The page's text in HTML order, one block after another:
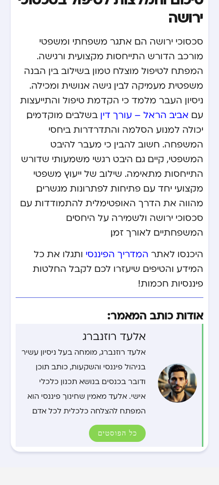
ירושה
סכסוכי ירושה הם אתגר משפחתי ומשפטי
מורכב הדורש התייחסות מקצועית ורגישה.
המפתח לטיפול מוצלח טמון בשילוב בין הבנה
משפטית מעמיקה לבין גישה אנושית ומכילה.
ניסיון העבר מלמד כי הקדמת טיפול והתייעצות
עם אביב הראל – עורך דין בשלבים מוקדמים,
יכולה למנוע הסלמה והתדרדרות ביחסי
המשפחה. חשוב להבין כי מעבר להיבט
המשפטי, קיים גם היבט רגשי משמעותי שדורש
התייחסות מתאימה. שילוב של ייעוץ משפטי
מקצועי יחד עם פתיחות לפתרונות מגשרים,
מהווה את הדרך האופטימלית להתמודדות עם
סכסוכי ירושה ולשמירה על היחסים
המשפחתיים לאורך זמן.
היכנסו לאתר המדריך הפיננסי ותגלו את כל
המידע והטיפים שיעזרו לכם לקבל החלטות
פיננסיות חכמות!
אודות כותב המאמר:
אלעד רוזנברג
אלעד רוזנברג, מומחה בעל ניסיון עשיר
בניהול פיננסי והשקעות, כותב תוכן
ודובר בכנסים בנושא תכנון כלכלי
אישי. אלעד מאמין שחינוך פיננסי הוא
המפתח להצלחה כלכלית לכל אדם.
כל הפוסטים